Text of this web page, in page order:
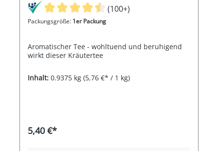
(100+)
Packungsgröße: 1er Packung
Aromatischer Tee - wohltuend und beruhigend
wirkt dieser Kräutertee
Inhalt: 0.9375 kg (5,76 €* / 1 kg)
5,40 €*